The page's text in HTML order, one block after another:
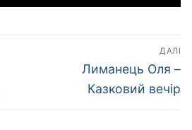
ДАЛІ
Наступний
запис:
Лиманець Оля –
Казковий вечір